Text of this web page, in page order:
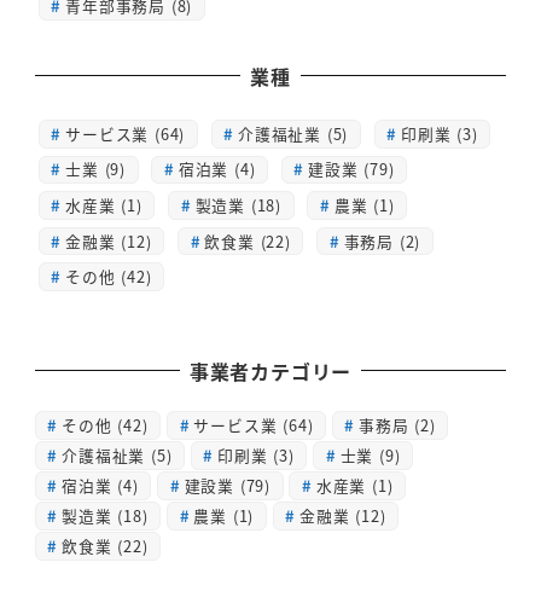
青年部事務局 (8)
業種
サービス業 (64) 介護福祉業 (5)
印刷業 (3)
士業 (9)
宿泊業 (4)
建設業 (79)
水産業 (1)
製造業 (18)
農業 (1)
金融業 (12)
飲食業 (22)
事務局 (2)
その他 (42)
事業者カテゴリー
その他 (42) サービス業 (64) 事務局 (2)
介護福祉業 (5) 印刷業 (3) 士業 (9)
宿泊業 (4) 建設業 (79) 水産業 (1)
製造業 (18) 農業 (1) 金融業 (12)
飲食業 (22)